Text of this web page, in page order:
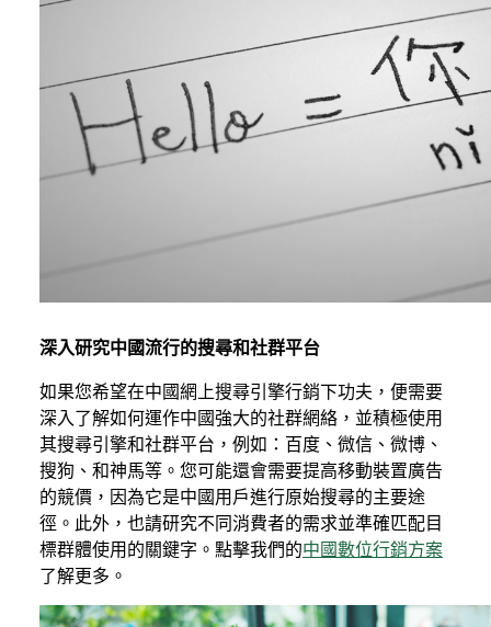
深入研究中國流行的搜尋和社群平台
如果您希望在中國網上搜尋引擎行銷下功夫，便需要
深入了解如何運作中國強大的社群網絡，並積極使用
其搜尋引擎和社群平台，例如：百度、微信、微博、
搜狗、和神馬等。您可能還會需要提高移動裝置廣告
的競價，因為它是中國用戶進行原始搜尋的主要途
徑。此外，也請研究不同消費者的需求並準確匹配目
標群體使用的關鍵字。點擊我們的中國數位行銷方案
了解更多。